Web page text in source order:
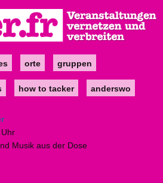
orte gruppen
how to tacker anderswo
Musik aus der Dose